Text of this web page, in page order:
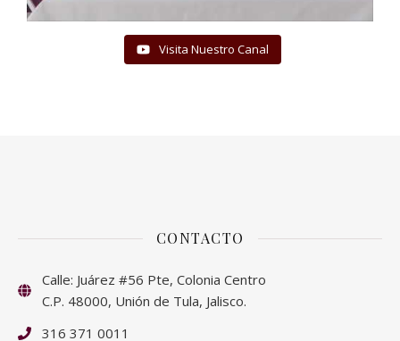
Visita Nuestro Canal
CONTACTO
Calle: Juárez #56 Pte, Colonia Centro
C.P. 48000, Unión de Tula, Jalisco.
316 371 0011